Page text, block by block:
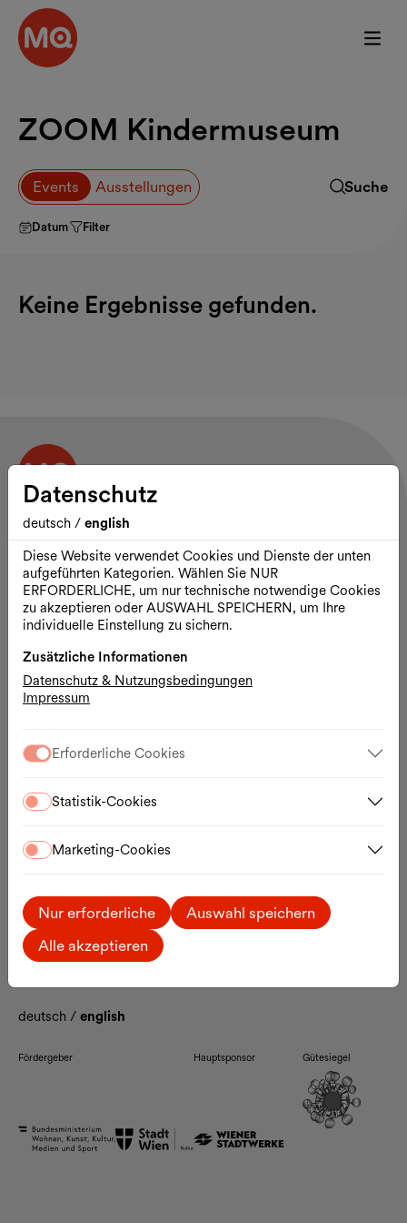
Zum Hauptinhalt springen
ZOOM Kindermuseum
Events Ausstellungen Suchfeld
Events
Suche
Datum Filter
Keine Ergebnisse gefunden.
Datenschutz
deutsch / english
Diese Website verwendet Cookies und Dienste der unten
aufgeführten Kategorien. Wählen Sie NUR
ERFORDERLICHE, um nur technische notwendige Cookies
zu akzeptieren oder AUSWAHL SPEICHERN, um Ihre
individuelle Einstellung zu sichern.
Zusätzliche Informationen
Datenschutz & Nutzungsbedingungen
Impressum
Erforderliche Cookies
Statistik-Cookies
Marketing-Cookies
Nur erforderliche
Auswahl speichern
Alle akzeptieren
Kontakt und Öffnungszeiten
MuseumsQuartier Wien
Museumsplatz 1
1070 Wien
Das Areal des MQ ist durchgehend geöffnet.
MQ Tickets & Shop:
täglich 10:00 – 19:00 Uhr
Ausstellungs- & Spielorte
Presse
Das MQ
Enzis
Jobs
Ticketinformationen
Anreise
Barrierefreiheit
deutsch / english
Fördergeber Hauptsponsor Gütesiegel